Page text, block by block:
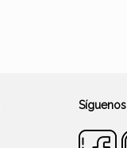
Síguenos